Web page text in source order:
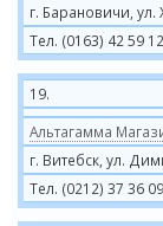
г. Барановичи, ул.
Тел. (0163) 42 59 12
19.
Альтагамма
г. Витебск, ул.
Тел. (0212) 37 36 09